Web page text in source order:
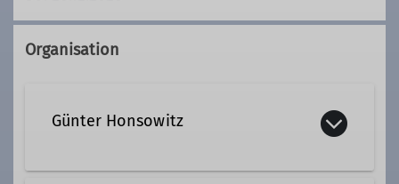
Organisation
Günter Honsowitz